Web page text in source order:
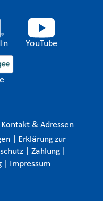
YouTube
Kontakt & Adressen
Erklärung zur
Zahlung
Impressum